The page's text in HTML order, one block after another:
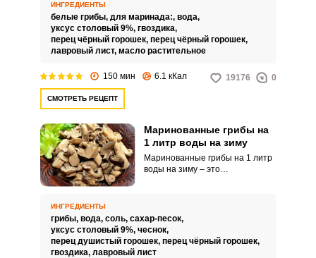
предлагается после варки
боровиков в маринаде залить
грибы в банках небольшим
количеством растительного
масла. Банки закрываются
ИНГРЕДИЕНТЫ
белые грибы, для маринада:, вода,
уксус столовый 9%, гвоздика,
перец чёрный горошек, перец чёрный горошек,
лавровый лист, масло растительное
150 мин 6.1 кКал 19176 0
СМОТРЕТЬ РЕЦЕПТ
Маринованные грибы на
1 литр воды на зиму
Маринованные грибы на 1 литр
воды на зиму – это
рецептом вы заметно упростите
кулинарный процесс, а готовые
грибы выйдут невероятно
хрустящими, сочными и
ИНГРЕДИЕНТЫ
грибы, вода, соль, сахар-песок,
уксус столовый 9%, чеснок,
перец душистый горошек, перец чёрный горошек,
гвоздика, лавровый лист